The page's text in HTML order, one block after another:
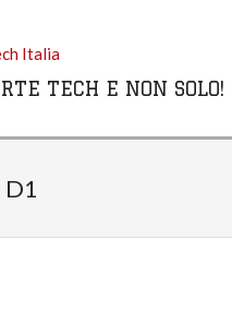
TECH E NON SOLO!
D1